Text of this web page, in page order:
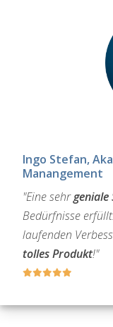
Ingo Stefan,
Manangement
"Eine sehrgeniale
Bedürfnisse
laufenden
tolles Produkt!"